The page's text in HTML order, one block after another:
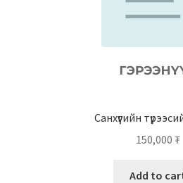
Санхүүгийн
150,000 ₮
Add to